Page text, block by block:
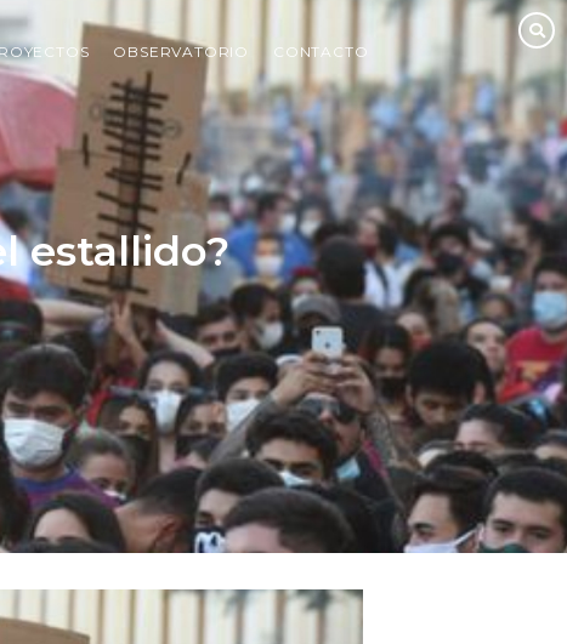
OBSERVATORIO CONTACTO
estallido?